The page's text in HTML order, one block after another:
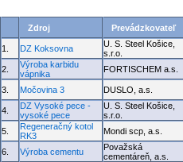
Zdroj Prevádzkovateľ
1.
DZ Koksovna
U. S. Steel Košice,
s.r.o.
2.
Výroba karbidu
vápnika
FORTISCHEM a.s.
3. Močovina 3 DUSLO, a.s.
4.
DZ Vysoké pece -
vysoké pece
U. S. Steel Košice,
s.r.o.
5.
Regeneračný kotol
RK3
Mondi scp, a.s.
6. Výroba cementu
Považská
cementáreň, a.s.